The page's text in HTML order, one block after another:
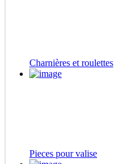
Charnières et roulettes
Pieces pour valise